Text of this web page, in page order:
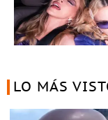
LO MÁS